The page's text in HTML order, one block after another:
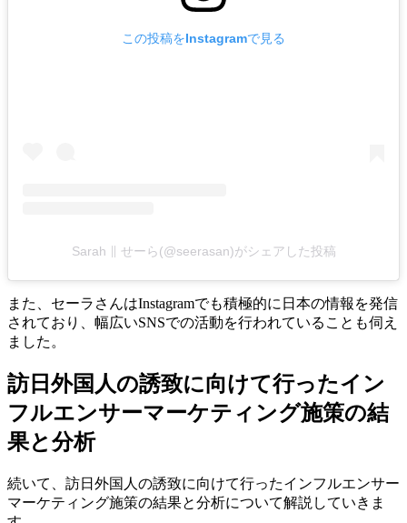
この投稿をInstagramで見る
Sarah ∥ せーら(@seerasan)がシェアした投稿
また、セーラさんはInstagramでも積極的に日本の情報を発信
されており、幅広いSNSでの活動を行われていることも伺え
ました。
訪日外国人の誘致に向けて行ったイン
フルエンサーマーケティング施策の結
果と分析
続いて、訪日外国人の誘致に向けて行ったインフルエンサー
マーケティング施策の結果と分析について解説していきま